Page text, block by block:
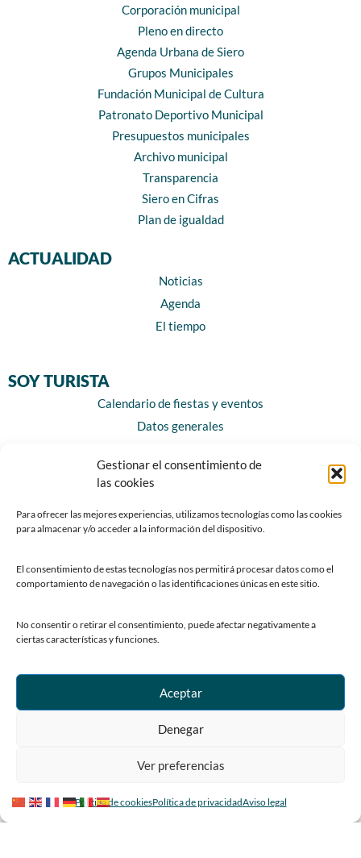
Gestionar el consentimiento de
las cookies
Para ofrecer las mejores experiencias, utilizamos tecnologías como las cookies
para almacenar y/o acceder a la información del dispositivo.
El consentimiento de estas tecnologías nos permitirá procesar datos como el
comportamiento de navegación o las identificaciones únicas en este sitio.
No consentir o retirar el consentimiento, puede afectar negativamente a
ciertas características y funciones.
Aceptar
Denegar
Ver preferencias
Política de cookiesPolítica de privacidadAviso legal
Corporación municipal
Pleno en directo
Agenda Urbana de Siero
Grupos Municipales
Fundación Municipal de Cultura
Patronato Deportivo Municipal
Presupuestos municipales
Archivo municipal
Transparencia
Siero en Cifras
Plan de igualdad
ACTUALIDAD
Noticias
Agenda
El tiempo
SOY TURISTA
Calendario de fiestas y eventos
Datos generales
Parroquias
Descubre Siero
Mercado de ganado
Horarios y contacto
Formulario de contacto
Chatbot Siero
SEDES ELECTRÓNICAS
Sede del Ayuntamiento de Siero
Sede del Patronato Deportivo Municipal